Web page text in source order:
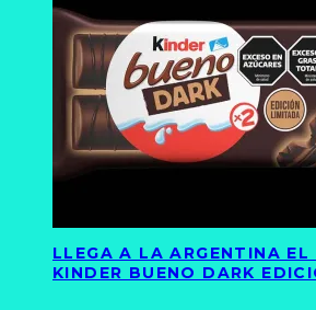
LLEGA A LA ARGENTINA EL
KINDER BUENO DARK